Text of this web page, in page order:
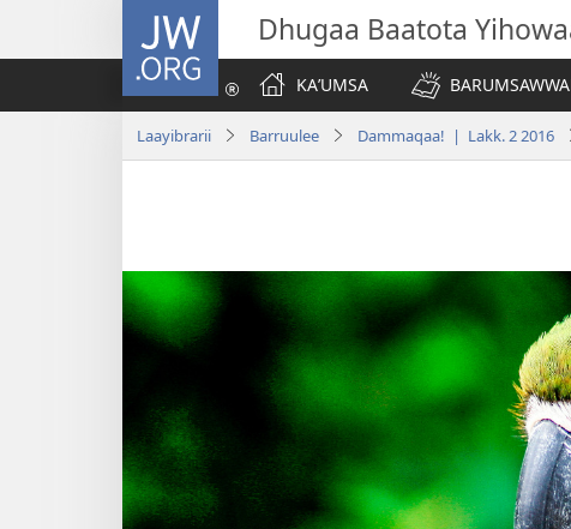
JW.ORG Dhugaa Baatota
KAʼUMSA
Laayibrarii Barruulee Dammaqaa! | Lakk. 2 2016